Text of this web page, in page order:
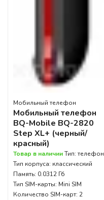
Мобильный телефон
Мобильный телефон
BQ-Mobile BQ-2820
Step XL+ (черный/
красный)
Товар в наличииТип: телефон
Тип корпуса: классический
Память: 0.0312 Гб
Тип SIM-карты: Mini SIM
Количество SIM-карт: 2